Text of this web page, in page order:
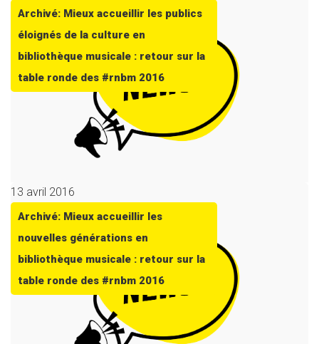
Archivé: Mieux accueillir les publics
éloignés de la culture en
bibliothèque musicale : retour sur la
table ronde des #rnbm 2016
13 avril 2016
Archivé: Mieux accueillir les
nouvelles générations en
bibliothèque musicale : retour sur la
table ronde des #rnbm 2016